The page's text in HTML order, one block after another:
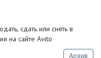
сдать или снять в
на сайте Avito
Архив